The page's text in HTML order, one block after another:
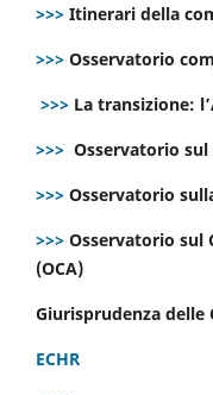
>>> Itinerari della
>>> Osservatorio
>>> La transizione:
>>> Osservatorio
>>> Osservatorio
>>> Osservatorio sul
(OCA)
Giurisprudenza delle
ECHR